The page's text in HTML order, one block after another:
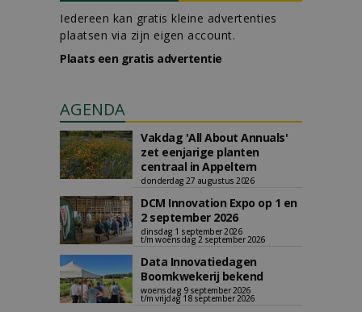
Iedereen kan gratis kleine advertenties
plaatsen via zijn eigen account.
Plaats een gratis advertentie
AGENDA
Vakdag 'All About Annuals'
zet eenjarige planten
centraal in Appeltern
donderdag 27 augustus 2026
DCM Innovation Expo op 1 en
2 september 2026
dinsdag 1 september 2026
t/m woensdag 2 september 2026
Data Innovatiedagen
Boomkwekerij bekend
woensdag 9 september 2026
t/m vrijdag 18 september 2026